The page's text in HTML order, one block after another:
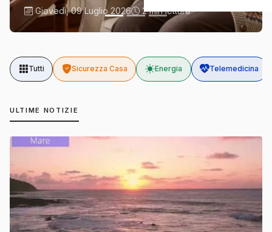
Giovedì, 09 Luglio 2026 2 min lettura
Tutti Sicurezza Casa Energia Telemedicina
ULTIME NOTIZIE